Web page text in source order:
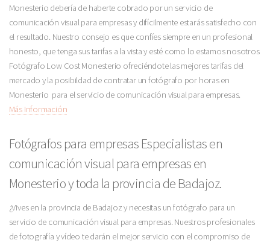
Monesterio debería de haberte cobrado por un servicio de
comunicación visual para empresas y difícilmente estarás satisfecho con
el resultado. Nuestro consejo es que confíes siempre en un profesional
honesto, que tenga sus tarifas a la vista y esté como lo estamos nosotros
Fotógrafo Low Cost Monesterio ofreciéndote las mejores tarifas del
mercado y la posibildad de contratar un fotógrafo por horas en
Monesterio para el servicio de comunicación visual para empresas.
Más Información
Fotógrafos para empresas Especialistas en
comunicación visual para empresas en
Monesterio y toda la provincia de Badajoz.
¿Vives en la provincia de Badajoz y necesitas un fotógrafo para un
servicio de comunicación visual para empresas. Nuestros profesionales
de fotografía y vídeo te darán el mejor servicio con el compromiso de